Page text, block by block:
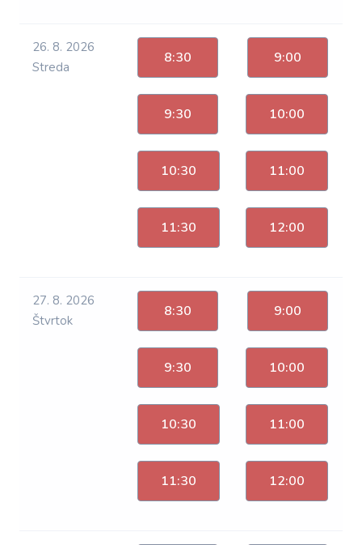
26. 8. 2026
Streda
8:30 9:00
9:30 10:00
10:30 11:00
11:30 12:00
27. 8. 2026
Štvrtok
8:30 9:00
9:30 10:00
10:30 11:00
11:30 12:00